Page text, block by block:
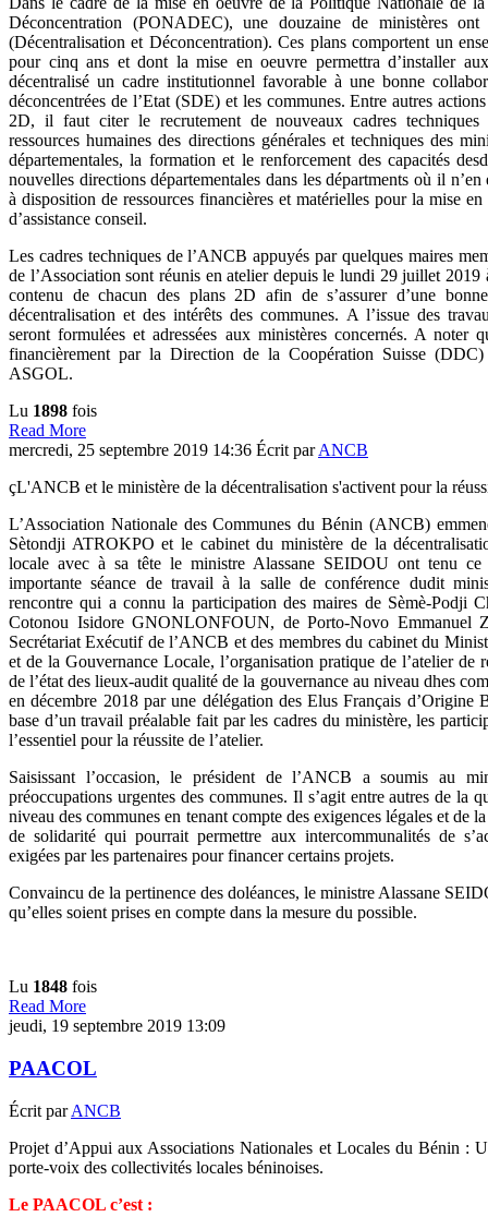
Déconcentration (PONADEC), une douzaine de ministères
(Décentralisation et Déconcentration). Ces plans comportent un
pour cinq ans et dont la mise en oeuvre permettra d’installer
décentralisé un cadre institutionnel favorable à une bonne
déconcentrées de l’Etat (SDE) et les communes. Entre autres
2D, il faut citer le recrutement de nouveaux cadres techniques
ressources humaines des directions générales et techniques des
départementales, la formation et le renforcement des capacités
nouvelles directions départementales dans les départments où il
à disposition de ressources financières et matérielles pour la mise
d’assistance conseil.
Les cadres techniques de l’ANCB appuyés par quelques maires
de l’Association sont réunis en atelier depuis le lundi 29 juillet
contenu de chacun des plans 2D afin de s’assurer d’une
décentralisation et des intérêts des communes. A l’issue des
seront formulées et adressées aux ministères concernés. A noter
financièrement par la Direction de la Coopération Suisse
ASGOL.
Lu 1898 fois
Read More
mercredi, 25 septembre 2019 14:36 Écrit parANCB
çL'ANCB et le ministère de la décentralisation s'activent pour la
L’Association Nationale des Communes du Bénin (ANCB)
Sètondji ATROKPO et le cabinet du ministère de la
locale avec à sa tête le ministre Alassane SEIDOU ont tenu
importante séance de travail à la salle de conférence dudit
rencontre qui a connu la participation des maires de Sèmè-Podji
Cotonou Isidore GNONLONFOUN, de Porto-Novo Emmanuel
Secrétariat Exécutif de l’ANCB et des membres du cabinet du
et de la Gouvernance Locale, l’organisation pratique de l’atelier de
de l’état des lieux-audit qualité de la gouvernance au niveau dhes
en décembre 2018 par une délégation des Elus Français d’Origine
base d’un travail préalable fait par les cadres du ministère, les
l’essentiel pour la réussite de l’atelier.
Saisissant l’occasion, le président de l’ANCB a soumis au
préoccupations urgentes des communes. Il s’agit entre autres de la
niveau des communes en tenant compte des exigences légales et de
de solidarité qui pourrait permettre aux intercommunalités de
exigées par les partenaires pour financer certains projets.
Convaincu de la pertinence des doléances, le ministre Alassane
qu’elles soient prises en compte dans la mesure du possible.
Lu 1848 fois
Read More
jeudi, 19 septembre 2019 13:09
PAACOL
Écrit parANCB
Projet d’Appui aux Associations Nationales et Locales du Bénin :
porte-voix des collectivités locales béninoises.
Le PAACOL c’est :